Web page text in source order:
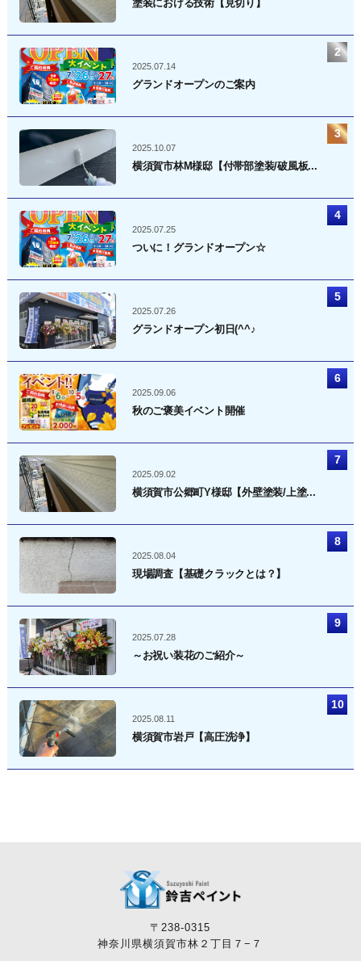
塗装における技術【見切り】
2025.07.14
グランドオープンのご案内
2025.10.07
横須賀市林M様邸【付帯部塗装/破風板...
2025.07.25
ついに！グランドオープン☆
2025.07.26
グランドオープン初日(^^♪
2025.09.06
秋のご褒美イベント開催
2025.09.02
横須賀市公郷町Y様邸【外壁塗装/上塗...
2025.08.04
現場調査【基礎クラックとは？】
2025.07.28
～お祝い装花のご紹介～
2025.08.11
横須賀市岩戸【高圧洗浄】
〒238-0315
神奈川県横須賀市林２丁目７−７